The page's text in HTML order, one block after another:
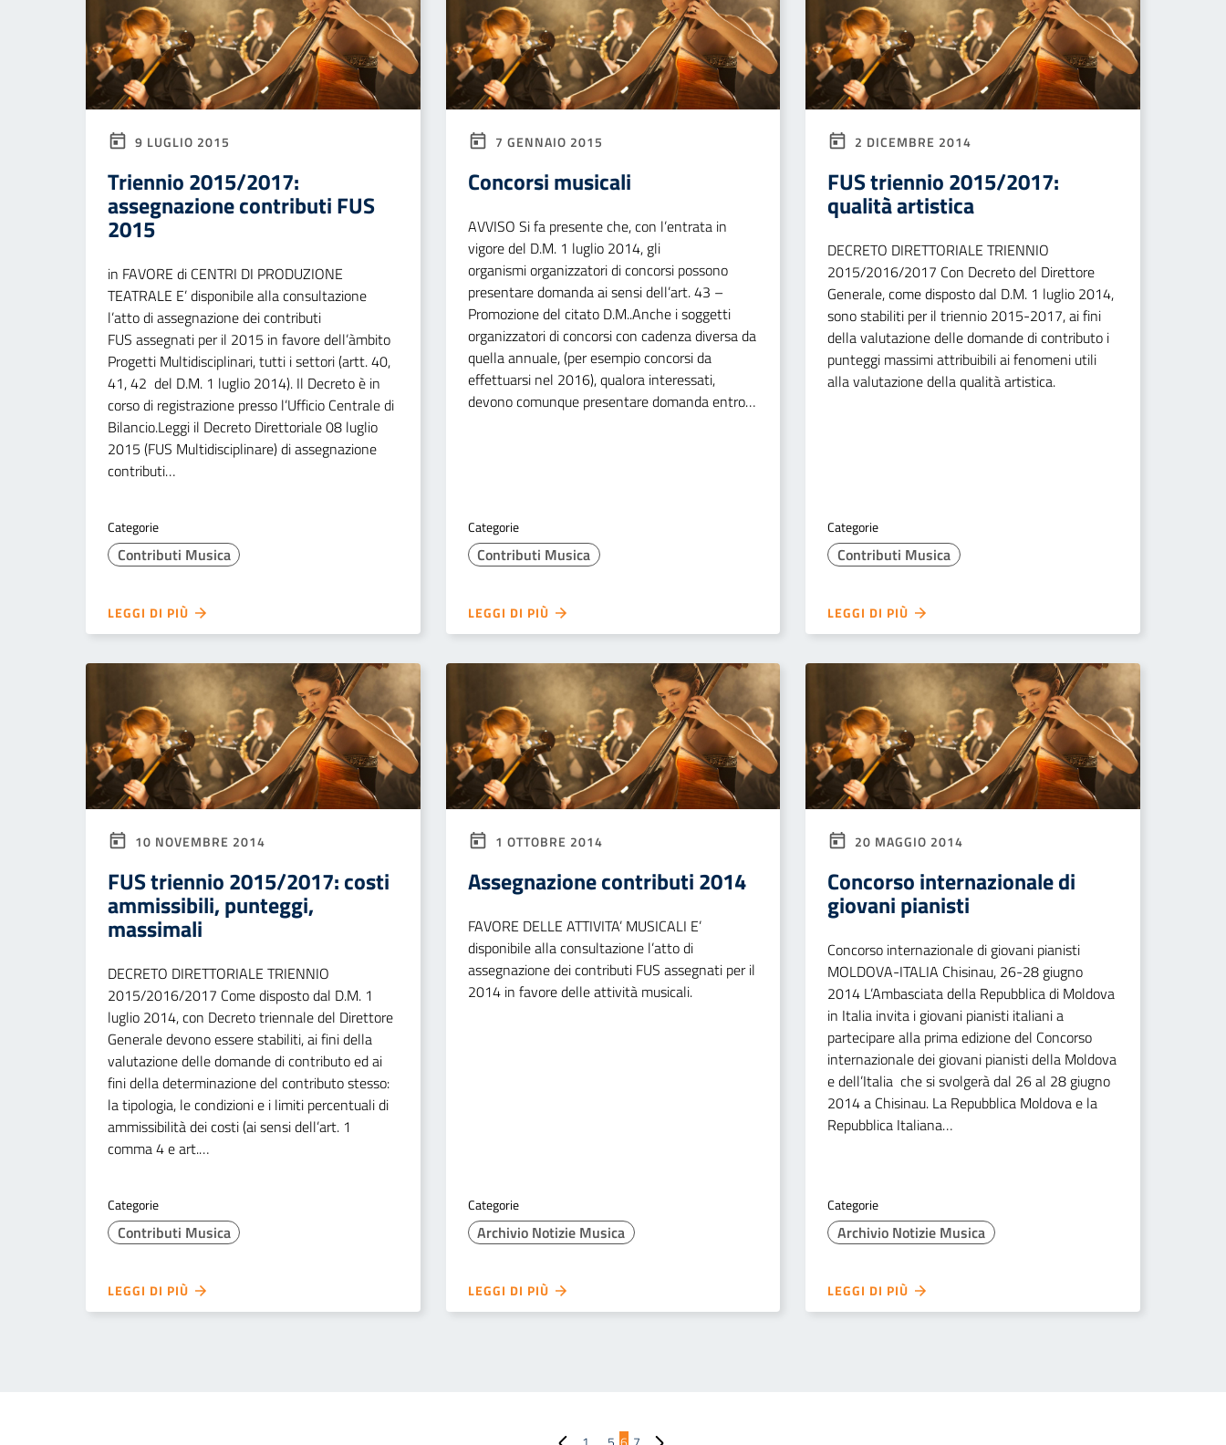
9 LUGLIO 2015
Triennio 2015/2017:
assegnazione contributi FUS
2015
in FAVORE di CENTRI DI PRODUZIONE
TEATRALE E’ disponibile alla consultazione
l’atto di assegnazione dei contributi
FUS assegnati per il 2015 in favore dell’àmbito
Progetti Multidisciplinari, tutti i settori (artt. 40,
41, 42 del D.M. 1 luglio 2014). Il Decreto è in
corso di registrazione presso l’Ufficio Centrale di
Bilancio.Leggi il Decreto Direttoriale 08 luglio
2015 (FUS Multidisciplinare) di assegnazione
contributi…
Categorie
Contributi Musica
LEGGI DI PIÙ
7 GENNAIO 2015
Concorsi musicali
AVVISO Si fa presente che, con l’entrata in
vigore del D.M. 1 luglio 2014, gli
organismi organizzatori di concorsi possono
presentare domanda ai sensi dell’art. 43 –
Promozione del citato D.M..Anche i soggetti
organizzatori di concorsi con cadenza diversa da
quella annuale, (per esempio concorsi da
effettuarsi nel 2016), qualora interessati,
devono comunque presentare domanda entro…
Categorie
Contributi Musica
LEGGI DI PIÙ
2 DICEMBRE 2014
FUS triennio 2015/2017:
qualità artistica
DECRETO DIRETTORIALE TRIENNIO
2015/2016/2017 Con Decreto del Direttore
Generale, come disposto dal D.M. 1 luglio 2014,
sono stabiliti per il triennio 2015-2017, ai fini
della valutazione delle domande di contributo i
punteggi massimi attribuibili ai fenomeni utili
alla valutazione della qualità artistica.
Categorie
Contributi Musica
LEGGI DI PIÙ
10 NOVEMBRE 2014
FUS triennio 2015/2017: costi
ammissibili, punteggi,
massimali
DECRETO DIRETTORIALE TRIENNIO
2015/2016/2017 Come disposto dal D.M. 1
luglio 2014, con Decreto triennale del Direttore
Generale devono essere stabiliti, ai fini della
valutazione delle domande di contributo ed ai
fini della determinazione del contributo stesso:
la tipologia, le condizioni e i limiti percentuali di
ammissibilità dei costi (ai sensi dell’art. 1
comma 4 e art.…
Categorie
Contributi Musica
LEGGI DI PIÙ
1 OTTOBRE 2014
Assegnazione contributi 2014
FAVORE DELLE ATTIVITA’ MUSICALI E’
disponibile alla consultazione l’atto di
assegnazione dei contributi FUS assegnati per il
2014 in favore delle attività musicali.
Categorie
Archivio Notizie Musica
LEGGI DI PIÙ
20 MAGGIO 2014
Concorso internazionale di
giovani pianisti
Concorso internazionale di giovani pianisti
MOLDOVA-ITALIA Chisinau, 26-28 giugno
2014 L’Ambasciata della Repubblica di Moldova
in Italia invita i giovani pianisti italiani a
partecipare alla prima edizione del Concorso
internazionale dei giovani pianisti della Moldova
e dell’Italia che si svolgerà dal 26 al 28 giugno
2014 a Chisinau. La Repubblica Moldova e la
Repubblica Italiana…
Categorie
Archivio Notizie Musica
LEGGI DI PIÙ
Pagina precedente